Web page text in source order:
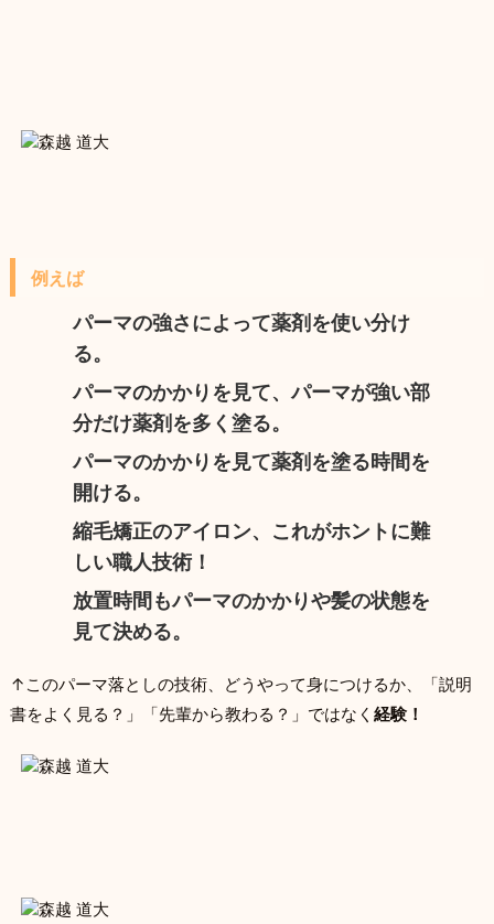
例えば
パーマの強さによって薬剤を使い分け
る。
パーマのかかりを見て、パーマが強い部
分だけ薬剤を多く塗る。
パーマのかかりを見て薬剤を塗る時間を
開ける。
縮毛矯正のアイロン、これがホントに難
しい職人技術！
放置時間もパーマのかかりや髪の状態を
見て決める。
↑このパーマ落としの技術、どうやって身につけるか、「説明
書をよく見る？」「先輩から教わる？」ではなく 経験！